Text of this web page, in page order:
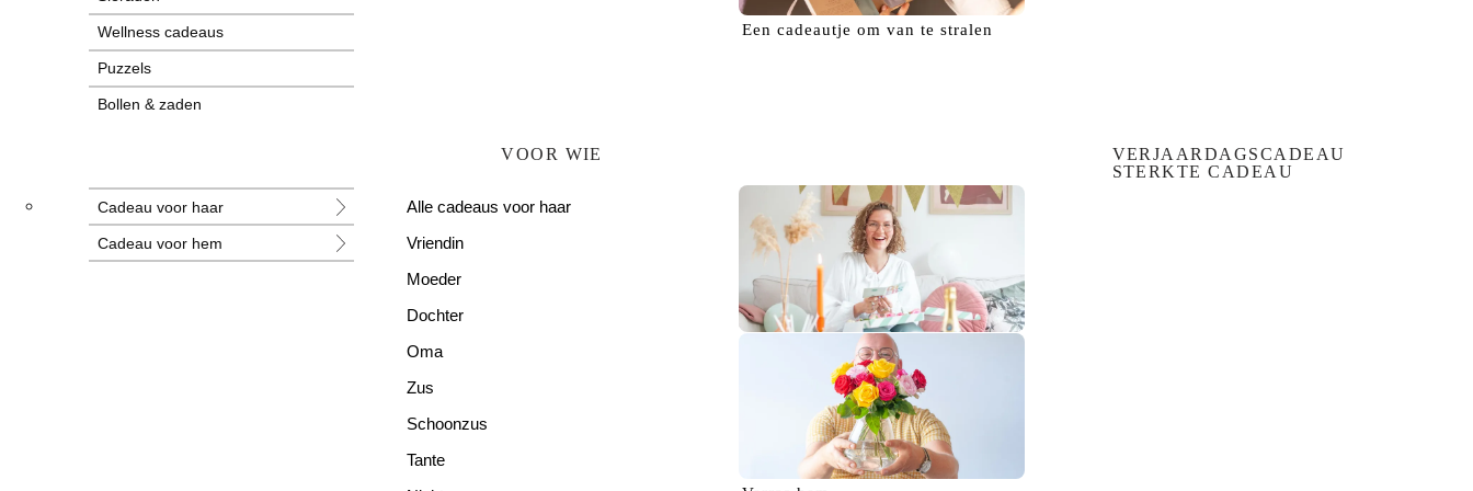
Wellness cadeaus
Puzzels
Bollen & zaden
Nieuwe cadeaus
Alle cadeaus
Eencadeautje om van te stralen
VOOR WIE
Cadeau voor haar
Cadeau voor hem
Alle cadeaus voor haar
Vriendin
Moeder
Dochter
Oma
Zus
Schoonzus
Tante
VERJAARDAGSCADEAU
STERKTE CADEAU